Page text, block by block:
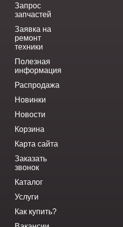
Запрос
запчастей
Заявка на
ремонт
техники
Полезная
информация
Распродажа
Новинки
Новости
Корзина
Карта сайта
Заказать
звонок
Каталог
Услуги
Как купить?